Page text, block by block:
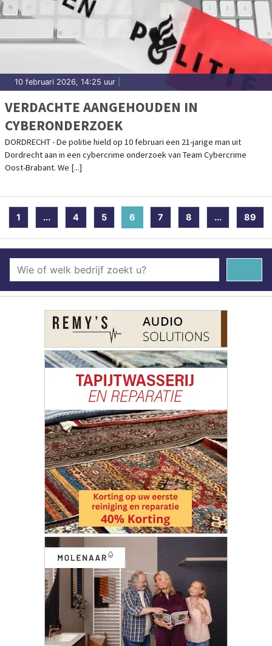
10 februari 2026, 14:25 uur
VERDACHTE AANGEHOUDEN IN
CYBERONDERZOEK
DORDRECHT - De politie hield op 10 februari een 21-jarige man uit
Dordrecht aan in een cybercrime onderzoek van Team Cybercrime
Oost-Brabant. We [...]
1 ... 4 5 6 (current)
7 8 ... 89